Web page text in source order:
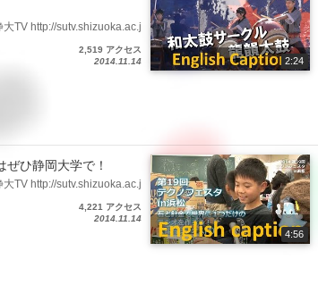
TV http://sutv.shizuoka.ac.j
2,519 アクセス
2014.11.14
2:24
ひ静岡大学で！
TV http://sutv.shizuoka.ac.j
4,221 アクセス
2014.11.14
4:56